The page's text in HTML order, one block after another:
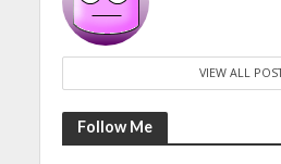
VIEW ALL
Follow Me